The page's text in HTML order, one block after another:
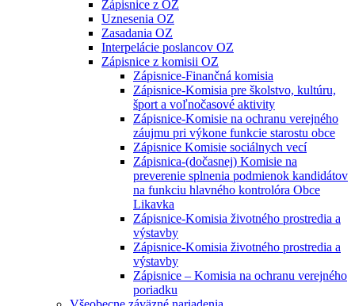
Zápisnice z OZ
Uznesenia OZ
Zasadania OZ
Interpelácie poslancov OZ
Zápisnice z komisii OZ
Zápisnice-Finančná komisia
Zápisnice-Komisia pre školstvo, kultúru,
šport a voľnočasové aktivity
Zápisnice-Komisie na ochranu verejného
záujmu pri výkone funkcie starostu obce
Zápisnice Komisie sociálnych vecí
Zápisnica-(dočasnej) Komisie na
preverenie splnenia podmienok kandidátov
na funkciu hlavného kontrolóra Obce
Likavka
Zápisnice-Komisia životného prostredia a
výstavby
Zápisnice-Komisia životného prostredia a
výstavby
Zápisnice – Komisia na ochranu verejného
poriadku